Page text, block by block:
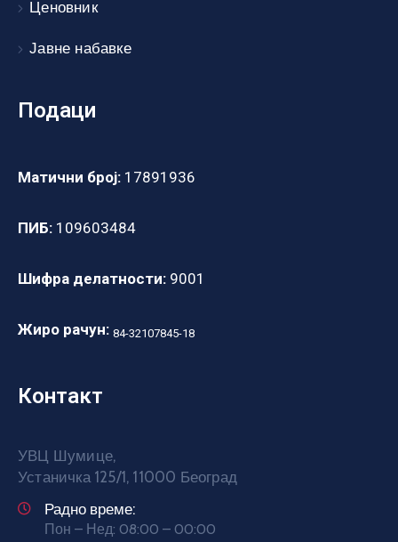
Ценовник
Јавне набавке
Подаци
Матични број: 17891936
ПИБ: 109603484
Шифра делатности: 9001
Жиро рачун: 84-32107845-18
Контакт
УВЦ Шумице,
Устаничка 125/1, 11000 Београд
Радно време:
Пон – Нед: 08:00 – 00:00